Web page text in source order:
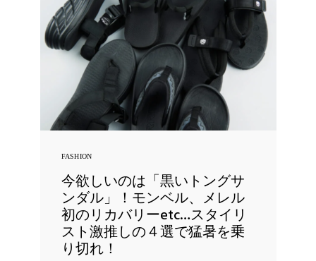
FASHION
今欲しいのは「黒いトングサ
ンダル」！モンベル、メレル
初のリカバリーetc…スタイリ
スト激推しの４選で猛暑を乗
り切れ！